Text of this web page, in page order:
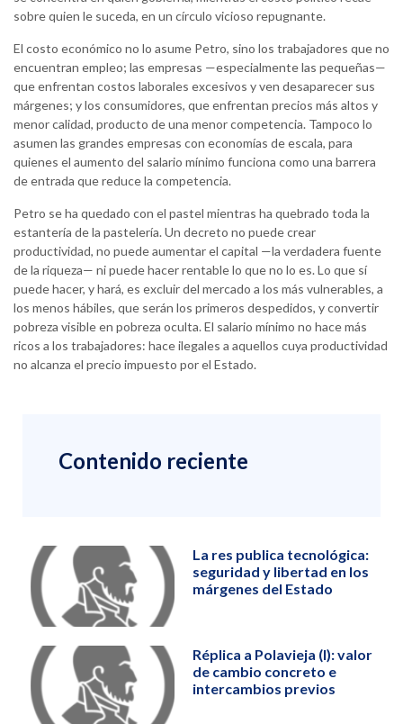
sobre quien le suceda, en un círculo vicioso repugnante.
El costo económico no lo asume Petro, sino los trabajadores que no
encuentran empleo; las empresas —especialmente las pequeñas—
que enfrentan costos laborales excesivos y ven desaparecer sus
márgenes; y los consumidores, que enfrentan precios más altos y
menor calidad, producto de una menor competencia. Tampoco lo
asumen las grandes empresas con economías de escala, para
quienes el aumento del salario mínimo funciona como una barrera
de entrada que reduce la competencia.
Petro se ha quedado con el pastel mientras ha quebrado toda la
estantería de la pastelería. Un decreto no puede crear
productividad, no puede aumentar el capital —la verdadera fuente
de la riqueza— ni puede hacer rentable lo que no lo es. Lo que sí
puede hacer, y hará, es excluir del mercado a los más vulnerables, a
los menos hábiles, que serán los primeros despedidos, y convertir
pobreza visible en pobreza oculta. El salario mínimo no hace más
ricos a los trabajadores: hace ilegales a aquellos cuya productividad
no alcanza el precio impuesto por el Estado.
Contenido reciente
La res publica tecnológica:
seguridad y libertad en los
márgenes del Estado
Réplica a Polavieja (I): valor
de cambio concreto e
intercambios previos